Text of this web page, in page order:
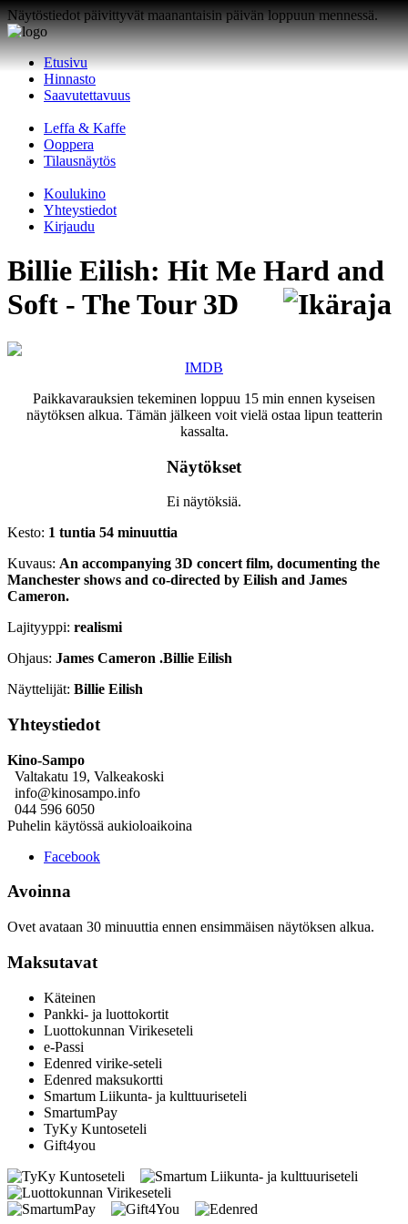
Näytöstiedot päivittyvät maanantaisin päivän loppuun mennessä.
Etusivu
Hinnasto
Saavutettavuus
Leffa & Kaffe
Ooppera
Tilausnäytös
Koulukino
Yhteystiedot
Kirjaudu
Billie Eilish: Hit Me Hard and
Soft - The Tour 3D
IMDB
Paikkavarauksien tekeminen loppuu 15 min ennen kyseisen
näytöksen alkua. Tämän jälkeen voit vielä ostaa lipun teatterin
kassalta.
Näytökset
Ei näytöksiä.
Kesto: 1 tuntia 54 minuuttia
Kuvaus: An accompanying 3D concert film, documenting the
Manchester shows and co-directed by Eilish and James
Cameron.
Lajityyppi: realismi
Ohjaus: James Cameron .Billie Eilish
Näyttelijät: Billie Eilish
Yhteystiedot
Kino-Sampo
Valtakatu 19, Valkeakoski
info@kinosampo.info
044 596 6050
Puhelin käytössä aukioloaikoina
Facebook
Avoinna
Ovet avataan 30 minuuttia ennen ensimmäisen näytöksen alkua.
Maksutavat
Käteinen
Pankki- ja luottokortit
Luottokunnan Virikeseteli
e-Passi
Edenred virike-seteli
Edenred maksukortti
Smartum Liikunta- ja kulttuuriseteli
SmartumPay
TyKy Kuntoseteli
Gift4you